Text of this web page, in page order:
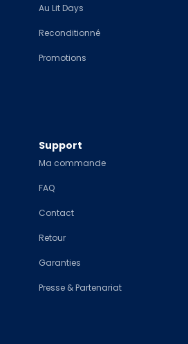
Au Lit Days
Reconditionné
Promotions
Support
Ma commande
FAQ
Contact
Retour
Garanties
Presse & Partenariat